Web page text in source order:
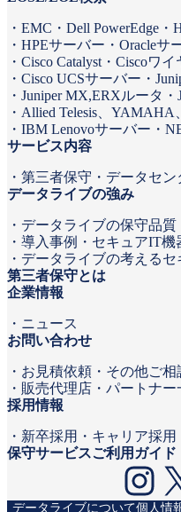
EMC Dell PowerEdge
HPEサーバー
Oracleサ
Cisco Catalyst
Ciscoワイ
Cisco UCSサーバー
Juniper MX,ERXルータ
Allied Telesis、YAMAHA
IBM Lenovoサーバー
サービス内容
第三者保守
データセン
データライブの強み
データライブの保守品質
導入事例
セキュアIT機
データライブの考えるセ
第三者保守とは
企業情報
ニュース
お問い合わせ
お見積依頼
その他ご
販売代理店・パートナー
採用情報
新卒採用
キャリア採用
保守サービスご利用ガイド
データライブについて個人情